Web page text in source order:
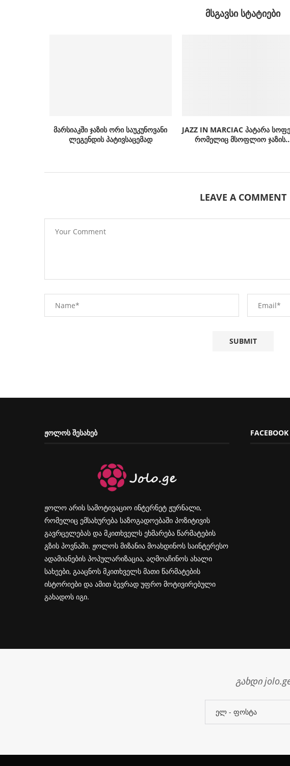
ᲛᲡᲒᲐᲕᲡᲘ ᲡᲢᲐᲢᲘᲔᲑᲘ
მარსიაკში ჯაზის ორი საუკუნოვანი
ლეგენდის პატივსაცემად
JAZZ IN MARCIAC პატარა
რომელიც მსოფლიო
LEAVE A COMMENT
ᲟᲝᲚᲝᲡ ᲨᲔᲡᲐᲮᲔᲑ
ჟოლო არის სამოტივაციო ინტერნეტ ჟურნალი,
რომელიც ემსახურება საზოგადოებაში პოზიტივის
გავრცელებას და მკითხველს ეხმარება წარმატების
გზის პოვნაში. ჟოლოს მიზანია მოახდინოს საინტერესო
ადამიანების პოპულარიზაცია, აღმოაჩინოს ახალი
სახეები, გააცნოს მკითხველს მათი წარმატების
ისტორიები და ამით ბევრად უფრო მოტივირებული
გახადოს იგი.
FACEBOOK
გახდი